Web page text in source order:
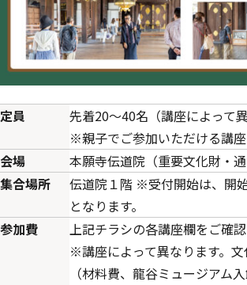
定員
先着20～40名（講座によって異
※親子でご参加いただける講座
会場
本願寺伝道院（重要文化財・通
集合場所
伝道院１階 ※受付開始は、開
となります。
参加費
上記チラシの各講座欄をご確認
※講座によって異なります。
（材料費、龍谷ミュージアム